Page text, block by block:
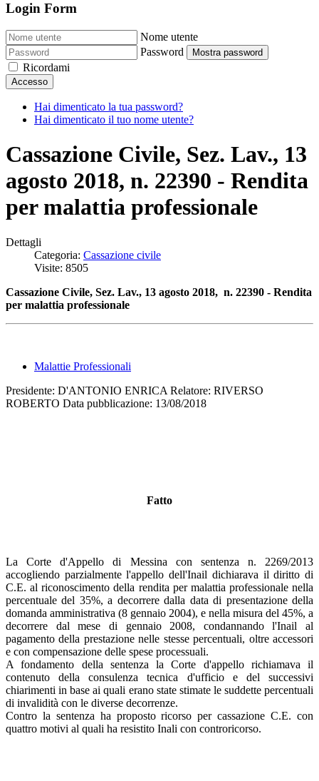
Login Form
Nome utente
Password
Mostra password
Ricordami
Accesso
Hai dimenticato la tua password?
Hai dimenticato il tuo nome utente?
Cassazione Civile, Sez. Lav., 13
agosto 2018, n. 22390 - Rendita
per malattia professionale
Dettagli
Categoria: Cassazione civile
Visite: 8505
Cassazione Civile, Sez. Lav., 13 agosto 2018, n. 22390 - Rendita
per malattia professionale
Malattie Professionali
Presidente: D'ANTONIO ENRICA Relatore: RIVERSO
ROBERTO Data pubblicazione: 13/08/2018
Fatto
La Corte d'Appello di Messina con sentenza n. 2269/2013
accogliendo parzialmente l'appello dell'Inail dichiarava il diritto di
C.E. al riconoscimento della rendita per malattia professionale nella
percentuale del 35%, a decorrere dalla data di presentazione della
domanda amministrativa (8 gennaio 2004), e nella misura del 45%, a
decorrere dal mese di gennaio 2008, condannando l'Inail al
pagamento della prestazione nelle stesse percentuali, oltre accessori
e con compensazione delle spese processuali.
A fondamento della sentenza la Corte d'appello richiamava il
contenuto della consulenza tecnica d'ufficio e del successivi
chiarimenti in base ai quali erano state stimate le suddette percentuali
di invalidità con le diverse decorrenze.
Contro la sentenza ha proposto ricorso per cassazione C.E. con
quattro motivi al quali ha resistito Inali con controricorso.